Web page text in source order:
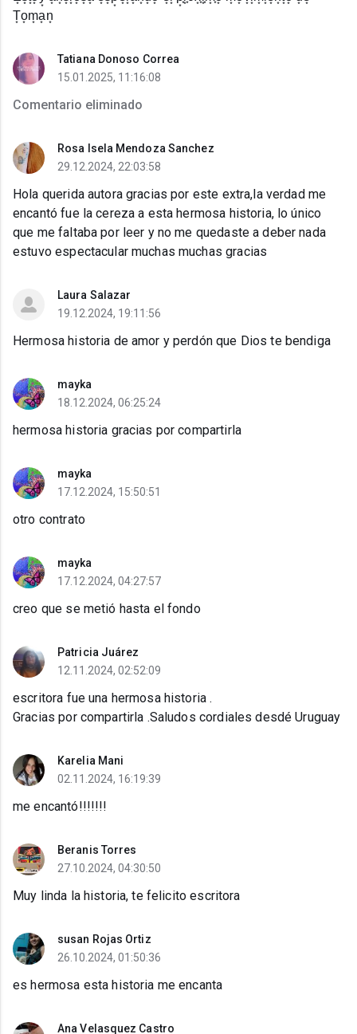
T͙o͙m͙a͙n͙
Tatiana Donoso Correa
15.01.2025, 11:16:08
Comentario eliminado
Rosa Isela Mendoza Sanchez
29.12.2024, 22:03:58
Hola querida autora gracias por este extra,la verdad me
encantó fue la cereza a esta hermosa historia, lo único
que me faltaba por leer y no me quedaste a deber nada
estuvo espectacular muchas muchas gracias
Laura Salazar
19.12.2024, 19:11:56
Hermosa historia de amor y perdón que Dios te bendiga
mayka
18.12.2024, 06:25:24
hermosa historia gracias por compartirla
mayka
17.12.2024, 15:50:51
otro contrato
mayka
17.12.2024, 04:27:57
creo que se metió hasta el fondo
Patricia Juárez
12.11.2024, 02:52:09
escritora fue una hermosa historia .
Gracias por compartirla .Saludos cordiales desdé Uruguay
Karelia Mani
02.11.2024, 16:19:39
me encantó!!!!!!!
Beranis Torres
27.10.2024, 04:30:50
Muy linda la historia, te felicito escritora
susan Rojas Ortiz
26.10.2024, 01:50:36
es hermosa esta historia me encanta
Ana Velasquez Castro